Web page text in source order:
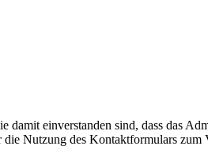
einverstanden sind, dass das
Nutzung des Kontaktformulars zum